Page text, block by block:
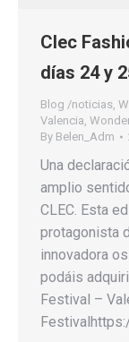
Clec
días 24 y
Blog /noticias
Valencia
By Belen_Adm
Una
amplio
CLEC. Esta
protagonista
innovadora
podáis
Festival –